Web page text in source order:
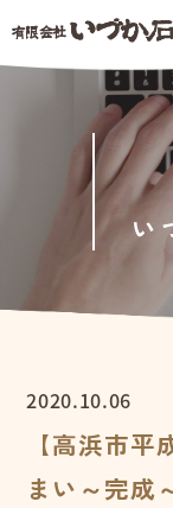
い
2020.10.06
【高浜市
まい～完成